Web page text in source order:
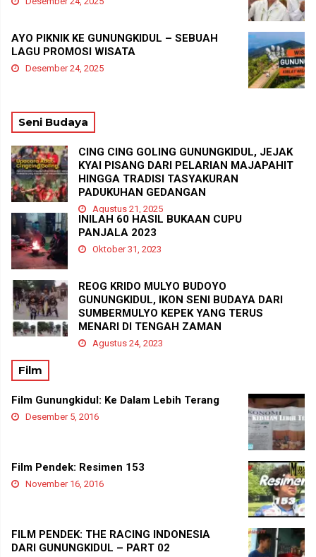
AYO PIKNIK KE GUNUNGKIDUL – SEBUAH
LAGU PROMOSI WISATA
Desember 24, 2025
Seni Budaya
CING CING GOLING GUNUNGKIDUL, JEJAK
KYAI PISANG DARI PELARIAN MAJAPAHIT
HINGGA TRADISI TASYAKURAN
PADUKUHAN GEDANGAN
Agustus 21, 2025
INILAH 60 HASIL BUKAAN CUPU
PANJALA 2023
Oktober 31, 2023
REOG KRIDO MULYO BUDOYO
GUNUNGKIDUL, IKON SENI BUDAYA DARI
SUMBERMULYO KEPEK YANG TERUS
MENARI DI TENGAH ZAMAN
Agustus 24, 2023
Film
Film Gunungkidul: Ke Dalam Lebih Terang
Desember 5, 2016
Film Pendek: Resimen 153
November 16, 2016
FILM PENDEK: THE RACING INDONESIA
DARI GUNUNGKIDUL – PART 02